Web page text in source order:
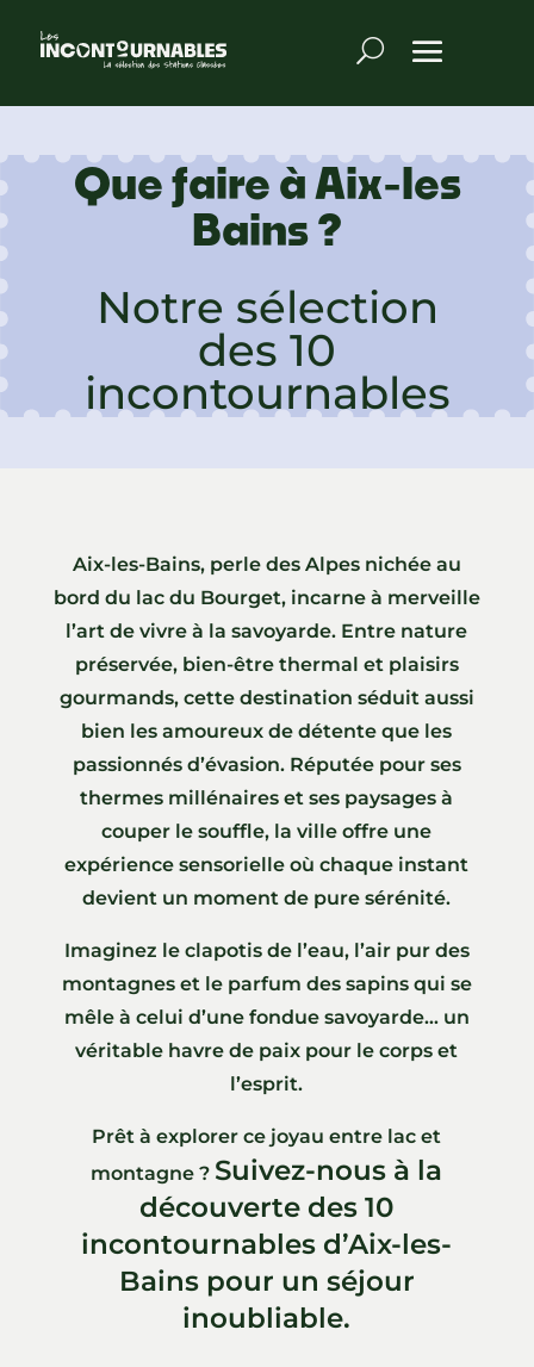
Que faire à Aix-les
Bains ?
Notre sélection
des 10
incontournables
Aix-les-Bains, perle des Alpes nichée au
bord du lac du Bourget, incarne à merveille
l’art de vivre à la savoyarde. Entre nature
préservée, bien-être thermal et plaisirs
gourmands, cette destination séduit aussi
bien les amoureux de détente que les
passionnés d’évasion. Réputée pour ses
thermes millénaires et ses paysages à
couper le souffle, la ville offre une
expérience sensorielle où chaque instant
devient un moment de pure sérénité.
Imaginez le clapotis de l’eau, l’air pur des
montagnes et le parfum des sapins qui se
mêle à celui d’une fondue savoyarde… un
véritable havre de paix pour le corps et
l’esprit.
Prêt à explorer ce joyau entre lac et
montagne ? Suivez-nous à la
découverte des 10
incontournables d’Aix-les-
Bains pour un séjour
inoubliable.